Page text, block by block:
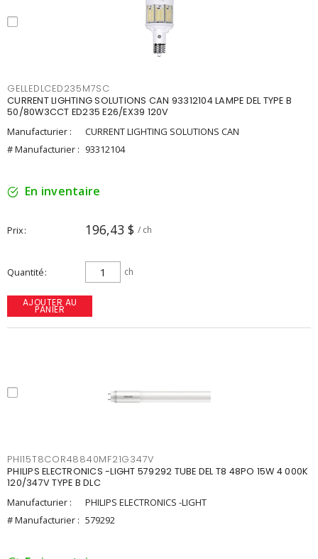
GELLEDLCED235M7SC
CURRENT LIGHTING SOLUTIONS CAN 93312104 LAMPE DEL TYPE B
50/80W3CCT ED235 E26/EX39 120V
Manufacturier :
CURRENT LIGHTING SOLUTIONS CAN
# Manufacturier : 93312104
En inventaire
Prix 196,43 $ / ch
Quantité ch
AJOUTER AU
PANIER
PHI15T8COR48840MF21G347V
PHILIPS ELECTRONICS -LIGHT 579292 TUBE DEL T8 48PO 15W 4 000K
120/347V TYPE B DLC
Manufacturier :
PHILIPS ELECTRONICS -LIGHT
# Manufacturier : 579292